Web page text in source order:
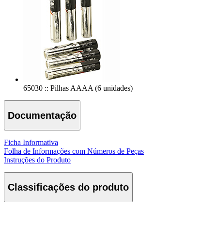
65030 :: Pilhas AAAA (6 unidades)
Documentação
Ficha Informativa
Folha de Informações com Números de Peças
Instruções do Produto
Classificações do produto